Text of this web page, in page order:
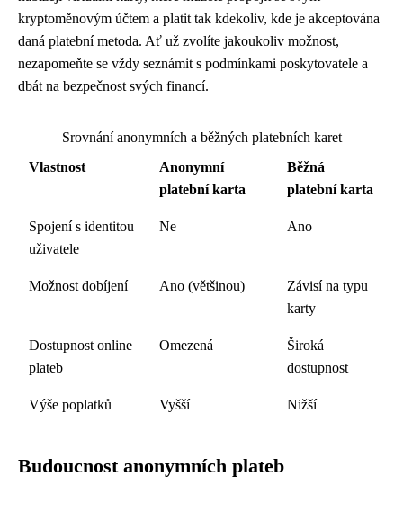
kryptoměnovým účtem a platit tak kdekoliv, kde je akceptována
daná platební metoda. Ať už zvolíte jakoukoliv možnost,
nezapomeňte se vždy seznámit s podmínkami poskytovatele a
dbát na bezpečnost svých financí.
Srovnání anonymních a běžných platebních karet
Vlastnost
Anonymní
platební karta
Běžná
platební karta
Spojení s identitou
uživatele
Ne Ano
Možnost dobíjení Ano (většinou)
Závisí na typu
karty
Dostupnost online
plateb
Omezená
Široká
dostupnost
Výše poplatků Vyšší Nižší
Budoucnost anonymních plateb